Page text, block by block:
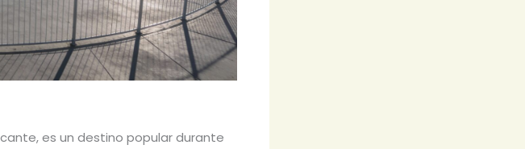
es un destino popular durante